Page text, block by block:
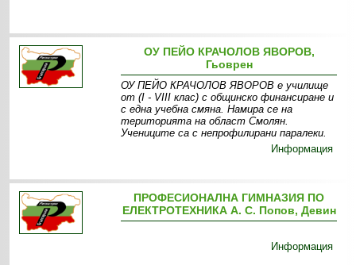
ОУ ПЕЙО КРАЧОЛОВ ЯВОРОВ,
Гьоврен
ОУ ПЕЙО КРАЧОЛОВ ЯВОРОВ е училище
от (І - VІІІ клас) с общинско финансиране и
с една учебна смяна. Намира се на
територията на област Смолян.
Учениците са с непрофилирани паралеки.
Информация
ПРОФЕСИОНАЛНА ГИМНАЗИЯ ПО
ЕЛЕКТРОТЕХНИКА А. С. Попов, Девин
Информация